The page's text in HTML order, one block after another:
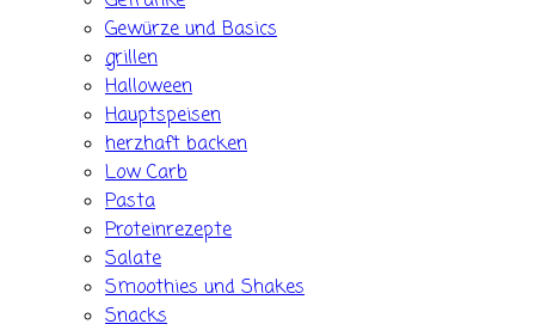
Gewürze und Basics
grillen
Halloween
Hauptspeisen
herzhaft backen
Low Carb
Pasta
Proteinrezepte
Salate
Smoothies und Shakes
Snacks